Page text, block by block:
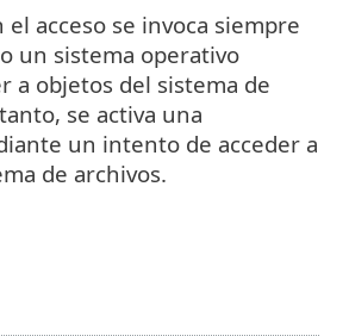
acceso se invoca siempre
un sistema operativo
a objetos del sistema de
se activa una
un intento de acceder a
de archivos.